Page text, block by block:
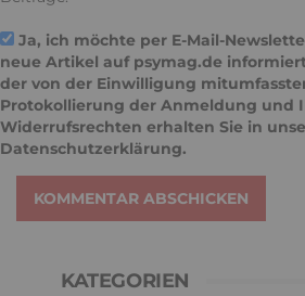
Ja, ich möchte per E-Mail-
neue Artikel auf psymag.de
der von der Einwilligung
Protokollierung der Anmeldung und
Widerrufsrechten erhalten Sie in
Datenschutzerklärung.
KOMMENTAR ABSCHICKEN
KATEGORIEN